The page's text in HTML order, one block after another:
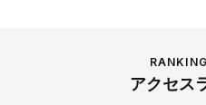
アクセス